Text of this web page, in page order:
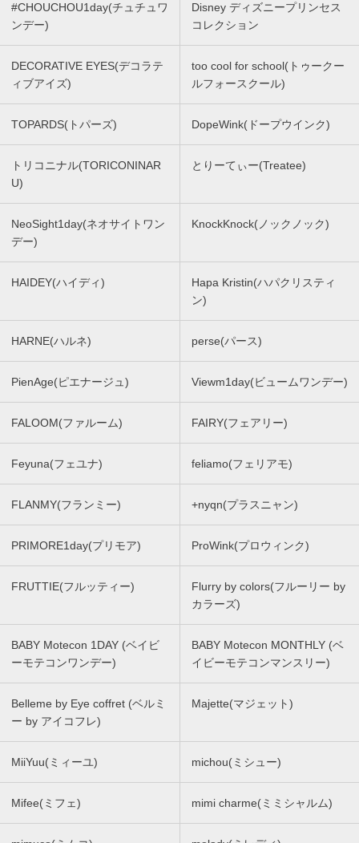
#CHOUCHOU1day(チュチュワ
ンデー)
Disney ディズニープリンセス
コレクション
DECORATIVE EYES(デコラテ
ィブアイズ)
too cool for school(トゥークー
ルフォースクール)
TOPARDS(トパーズ) DopeWink(ドープウインク)
トリコニナル(TORICONINAR
U)
とりーてぃー(Treatee)
NeoSight1day(ネオサイトワン
デー)
KnockKnock(ノックノック)
HAIDEY(ハイディ)
Hapa Kristin(ハパクリスティ
ン)
HARNE(ハルネ) perse(パース)
PienAge(ピエナージュ) Viewm1day(ビュームワンデー)
FALOOM(ファルーム) FAIRY(フェアリー)
Feyuna(フェユナ) feliamo(フェリアモ)
FLANMY(フランミー) +nyqn(プラスニャン)
PRIMORE1day(プリモア) ProWink(プロウィンク)
FRUTTIE(フルッティー)
Flurry by colors(フルーリー by
カラーズ)
BABY Motecon 1DAY (ベイビ
ーモテコンワンデー)
BABY Motecon MONTHLY (ベ
イビーモテコンマンスリー)
Belleme by Eye coffret (ベルミ
ー by アイコフレ)
Majette(マジェット)
MiiYuu(ミィーユ) michou(ミシュー)
Mifee(ミフェ) mimi charme(ミミシャルム)